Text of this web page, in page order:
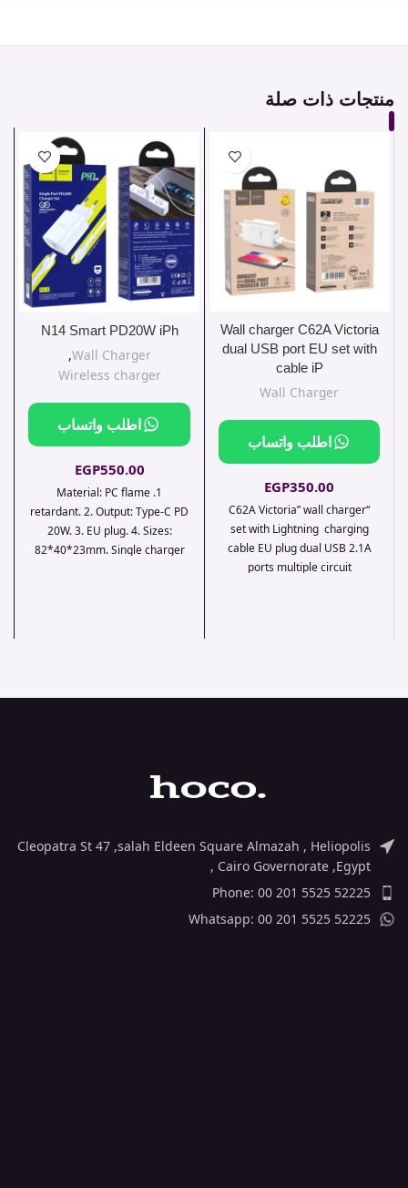
منتجات ذات صلة
Wall charger C62A Victoria
dual USB port EU set with
cable iP
Wall Charger
EGP350.00
اطلب واتساب
“C62A Victoria” wall charger
set with Lightning charging
cable EU plug dual USB 2.1A
ports multiple circuit
N14 Smart PD20W iPh
Wall Charger
,
Wireless charger
EGP550.00
اطلب واتساب
1. Material: PC flame
retardant. 2. Output: Type-C PD
20W. 3. EU plug. 4. Sizes:
82*40*23mm. Single charger
Cleopatra St 47 ,salah Eldeen Square Almazah , Heliopolis
, Cairo Governorate ,Egypt
Phone: 00 201 5525 52225
Whatsapp: 00 201 5525 52225